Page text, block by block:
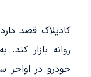
روانه بازار